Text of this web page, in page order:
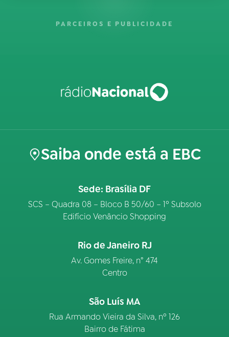
PARCEIROS E PUBLICIDADE
Saiba onde está a EBC
Sede: Brasília DF
SCS – Quadra 08 – Bloco B 50/60 – 1º Subsolo
Edifício Venâncio Shopping
Rio de Janeiro RJ
Av. Gomes Freire, n° 474
Centro
São Luís MA
Rua Armando Vieira da Silva, nº 126
Bairro de Fátima